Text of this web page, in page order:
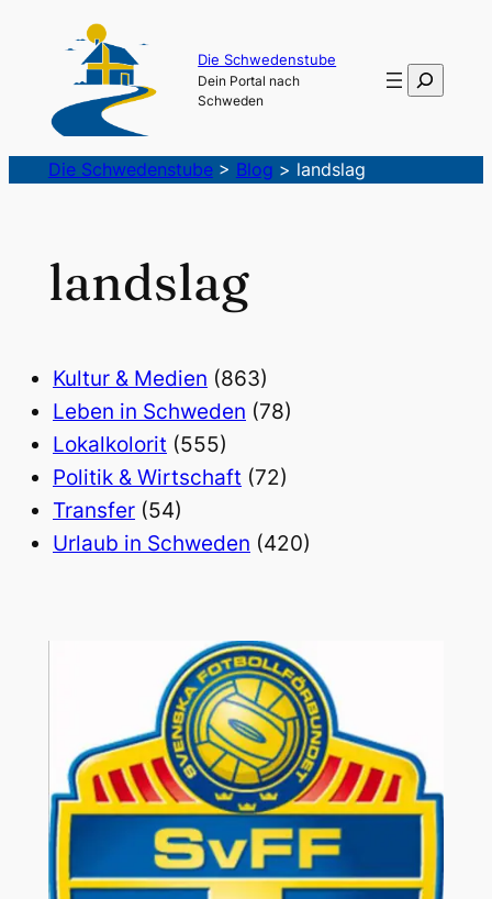
Die Schwedenstube
Dein Portal nach
Schweden
Suchen
Die Schwedenstube> Blog > landslag
landslag
Kultur & Medien (863)
Leben in Schweden (78)
Lokalkolorit (555)
Politik & Wirtschaft (72)
Transfer (54)
Urlaub in Schweden (420)